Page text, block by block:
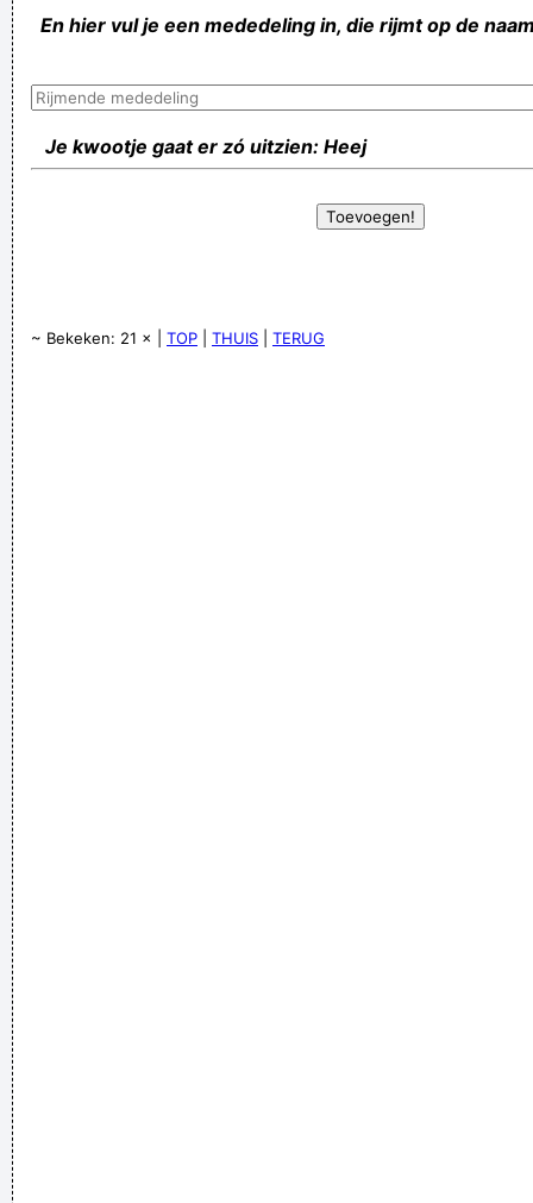
En hier vul je een mededeling in, die rijmt op de
Je kwootje gaat er zó uitzien: Heej
~ Bekeken: 21 × | TOP THUIS TERUG